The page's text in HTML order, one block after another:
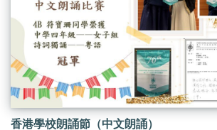
香港學校朗誦節（中文朗誦）